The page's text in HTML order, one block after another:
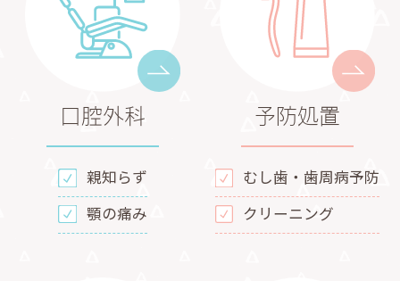
口腔外科
親知らず
顎の痛み
予防処置
むし歯・歯周病予防
クリーニング